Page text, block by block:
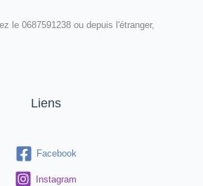
le 0687591238 ou depuis l'étranger,
Liens
Facebook
Instagram